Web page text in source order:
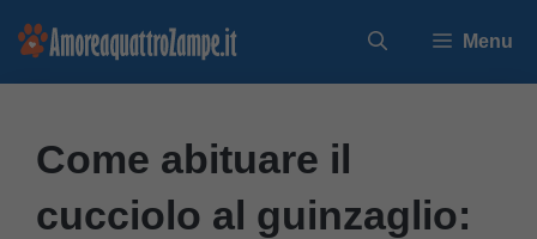
Vai
Menu
Come abituare il
cucciolo al guinzaglio: